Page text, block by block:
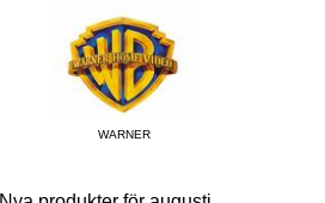
WARNER